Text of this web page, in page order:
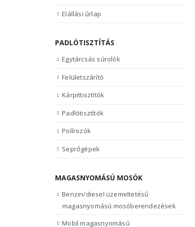
Elállási űrlap
PADLÓTISZTÍTÁS
Egytárcsás súrolók
Felületszárító
Kárpittisztítók
Padlótisztítók
Polírozók
Seprőgépek
MAGASNYOMÁSÚ MOSÓK
Benzin/diesel üzemeltetésű
magasnyomású mosóberendezések
Mobil magasnyomású